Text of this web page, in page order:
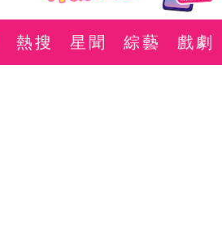
熱搜 星聞 綜藝 戲劇